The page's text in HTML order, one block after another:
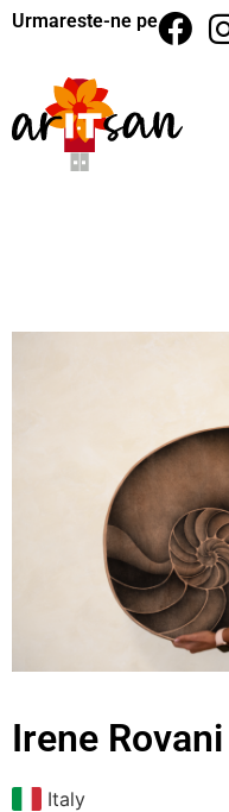
Urmareste-ne pe
Irene Rovani
Italy